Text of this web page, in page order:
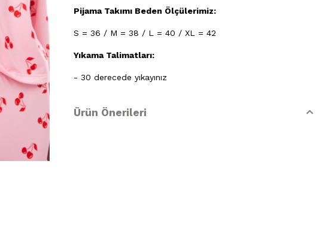
Pijama Takımı Beden Ölçülerimiz:
S = 36 / M = 38 / L = 40 / XL = 42
Yıkama Talimatları:
- 30 derecede yıkayınız
Ürün Önerileri